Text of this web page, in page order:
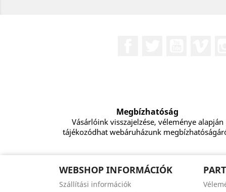
Megbízhatóság
Vásárlóink visszajelzése, véleménye alapján
tájékozódhat webáruházunk
WEBSHOP INFORMÁCIÓK
Szállítási információk